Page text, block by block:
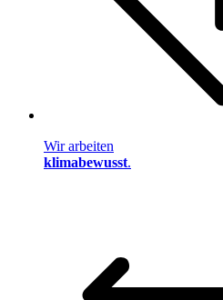
Wir arbeiten
klimabewusst.